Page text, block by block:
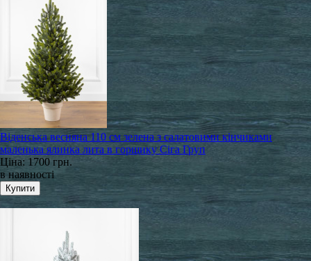
Віденська весняна 110 см зелена з салатовими кінчиками
маленька ялинка лита в горщику Сіга Груп
Ціна: 1700 грн.
в наявності